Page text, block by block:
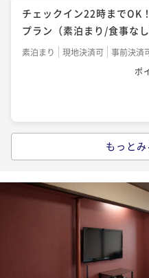
国産牛ミニステーキ等『
ラン（2食付）
二食付き 現地決済可 事前決済
ポ
【早期割28】28日前のご
プラン（2食付）
二食付き 現地決済可 事前決済
ポ
チェックイン22時までOK
プラン（素泊まり/食事なし
素泊まり 現地決済可 事前決済
ポ
夕食はご自由に！日田グ
朝食付き 現地決済可 事前決済
ポ
もっと